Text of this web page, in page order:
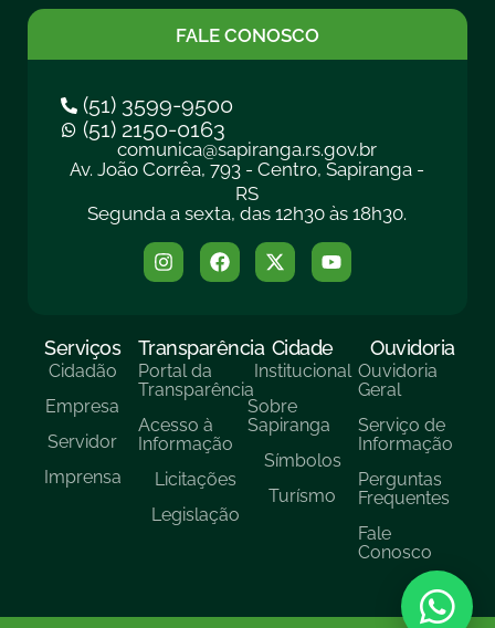
FALE CONOSCO
(51) 3599-9500
(51) 2150-0163
comunica@sapiranga.rs.gov.br
Av. João Corrêa, 793 - Centro, Sapiranga -
RS
Segunda a sexta, das 12h30 às 18h30.
Serviços
Cidadão
Empresa
Servidor
Imprensa
Transparência
Portal da
Transparência
Acesso à
Informação
Licitações
Legislação
Cidade
Institucional
Sobre
Sapiranga
Símbolos
Turísmo
Ouvidoria
Ouvidoria
Geral
Serviço de
Informação
Perguntas
Frequentes
Fale
Conosco